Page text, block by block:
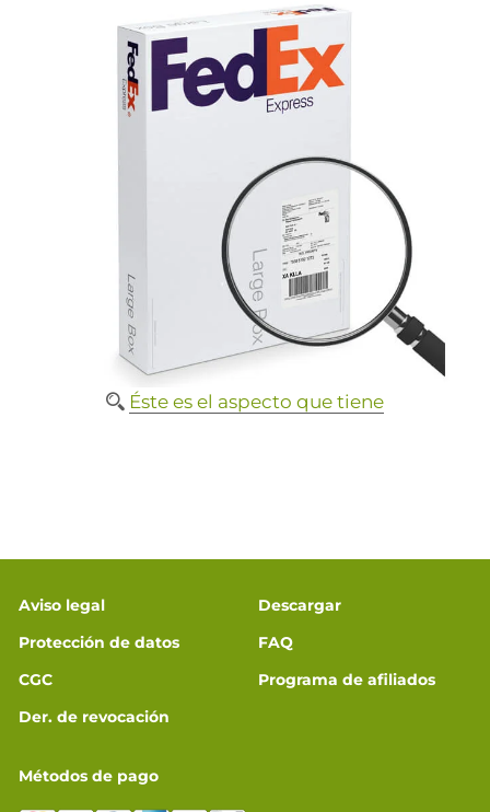
Éste es el aspecto que tiene
Aviso legal
Protección de datos
CGC
Der. de revocación
Descargar
FAQ
Programa de afiliados
Métodos de pago